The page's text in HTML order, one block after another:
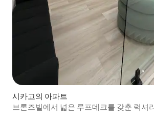
시카고의 아파트
브론즈빌에서 넓은 루프데크를 갖춘 럭셔